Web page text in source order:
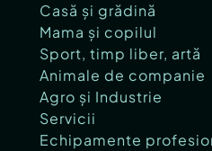
Casă și grădină
Mama și copilul
Sport, timp liber, artă
Animale de companie
Agro și Industrie
Servicii
Echipamente